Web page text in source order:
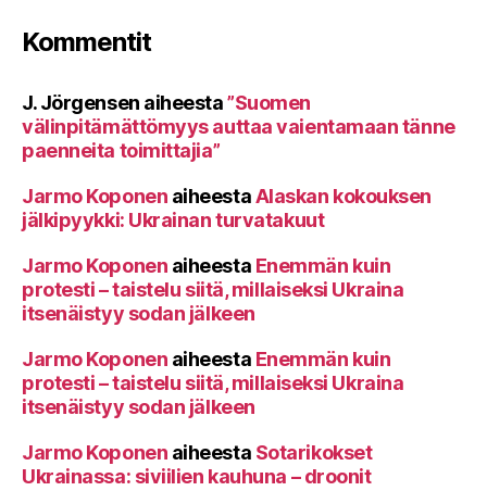
Kommentit
J. Jörgensen aiheesta”Suomen
välinpitämättömyys auttaa vaientamaan tänne
paenneita toimittajia”
Jarmo Koponen aiheestaAlaskan kokouksen
jälkipyykki: Ukrainan turvatakuut
Jarmo Koponen aiheesta Enemmän kuin
protesti – taistelu siitä, millaiseksi Ukraina
itsenäistyy sodan jälkeen
Jarmo Koponen aiheesta Enemmän kuin
protesti – taistelu siitä, millaiseksi Ukraina
itsenäistyy sodan jälkeen
Jarmo Koponen aiheesta Sotarikokset
Ukrainassa: siviilien kauhuna – droonit